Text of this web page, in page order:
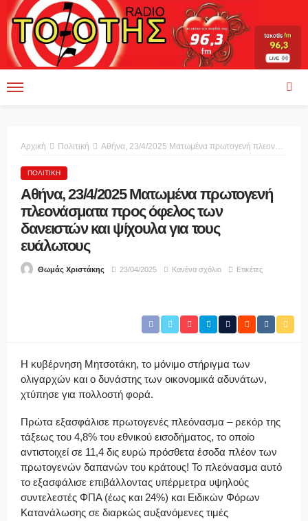
Αρχική Πολιτική Αθήνα, 23/4/2025 Ματωμένα πρωτογενή πλεονάσματα προς όφελος των δανειστών και ψίχουλα για τους ευάλωτους
ΠΟΛΙΤΙΚΉ
Αθήνα, 23/4/2025 Ματωμένα πρωτογενή
πλεονάσματα προς όφελος των
δανειστών και ψίχουλα για τους
ευάλωτους
Θωμάς Χριστάκης 23/04/2025 Κανένα σχόλιο Ετικέτες
Η κυβέρνηση Μητσοτάκη, το μόνιμο στήριγμα των
ολιγαρχών και ο δυνάστης των οικονομικά αδυνάτων,
χτύπησε για πολλοστή φορά.
Πρώτα εξασφάλισε πρωτογενές πλεόνασμα – ρεκόρ της
τάξεως του 4,8% του εθνικού εισοδήματος, το οποίο
αντιστοιχεί σε 11,4 δις ευρώ πρόσθετα έσοδα πλέον των
πρωτογενών δαπανών του κράτους! Το πλεόνασμα αυτό
το εξασφάλισε επιβάλλοντας υπέρμετρα υψηλούς
συντελεστές ΦΠΑ (έως και 24%) και Ειδικών Φόρων
Κατανάλωσης σε διαρκώς αυξανόμενες τιμές